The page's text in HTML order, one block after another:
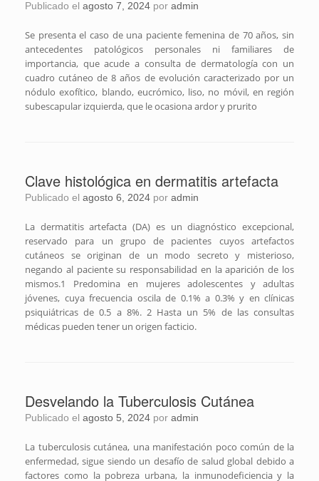
Publicado el agosto 7, 2024 por admin
Se presenta el caso de una paciente femenina de 70 años, sin
antecedentes patológicos personales ni familiares de
importancia, que acude a consulta de dermatología con un
cuadro cutáneo de 8 años de evolución caracterizado por un
nódulo exofítico, blando, eucrómico, liso, no móvil, en región
subescapular izquierda, que le ocasiona ardor y prurito
Clave histológica en dermatitis artefacta
Publicado el agosto 6, 2024 por admin
La dermatitis artefacta (DA) es un diagnóstico excepcional,
reservado para un grupo de pacientes cuyos artefactos
cutáneos se originan de un modo secreto y misterioso,
negando al paciente su responsabilidad en la aparición de los
mismos.1 Predomina en mujeres adolescentes y adultas
jóvenes, cuya frecuencia oscila de 0.1% a 0.3% y en clínicas
psiquiátricas de 0.5 a 8%. 2 Hasta un 5% de las consultas
médicas pueden tener un origen facticio.
Desvelando la Tuberculosis Cutánea
Publicado el agosto 5, 2024 por admin
La tuberculosis cutánea, una manifestación poco común de la
enfermedad, sigue siendo un desafío de salud global debido a
factores como la pobreza urbana, la inmunodeficiencia y la